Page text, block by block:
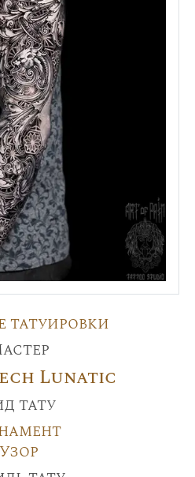
татуировки
Lunatic
тату
Узор